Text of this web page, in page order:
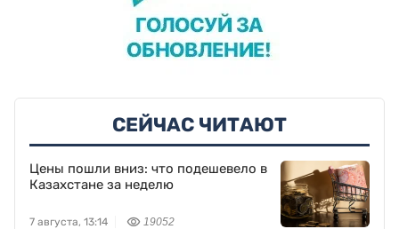
СЕЙЧАС ЧИТАЮТ
Цены пошли вниз: что подешевело в
Казахстане за неделю
7 августа, 13:14 19052